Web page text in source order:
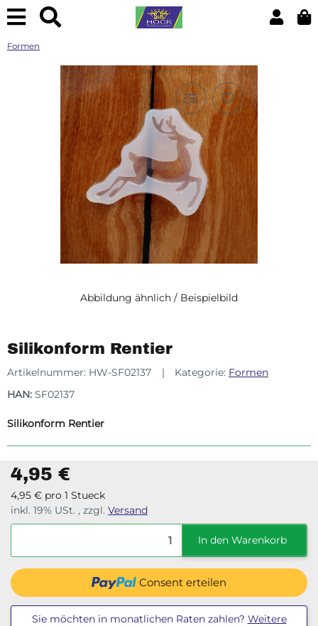
Formen
Abbildung ähnlich / Beispielbild
Silikonform Rentier
Artikelnummer: HW-SF02137 Kategorie: Formen
HAN: SF02137
Silikonform Rentier
4,95 €
4,95 € pro 1 Stueck
inkl. 19% USt. , zzgl. Versand
In den Warenkorb
Consent erteilen
Sie möchten in monatlichen Raten zahlen? Weitere